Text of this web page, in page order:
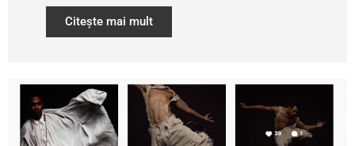
Citește mai mult